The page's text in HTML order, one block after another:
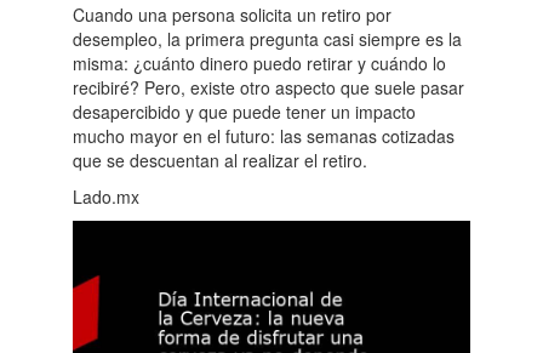
Cuando una persona solicita un retiro por
desempleo, la primera pregunta casi siempre es la
misma: ¿cuánto dinero puedo retirar y cuándo lo
recibiré? Pero, existe otro aspecto que suele pasar
desapercibido y que puede tener un impacto
mucho mayor en el futuro: las semanas cotizadas
que se descuentan al realizar el retiro.
Lado.mx